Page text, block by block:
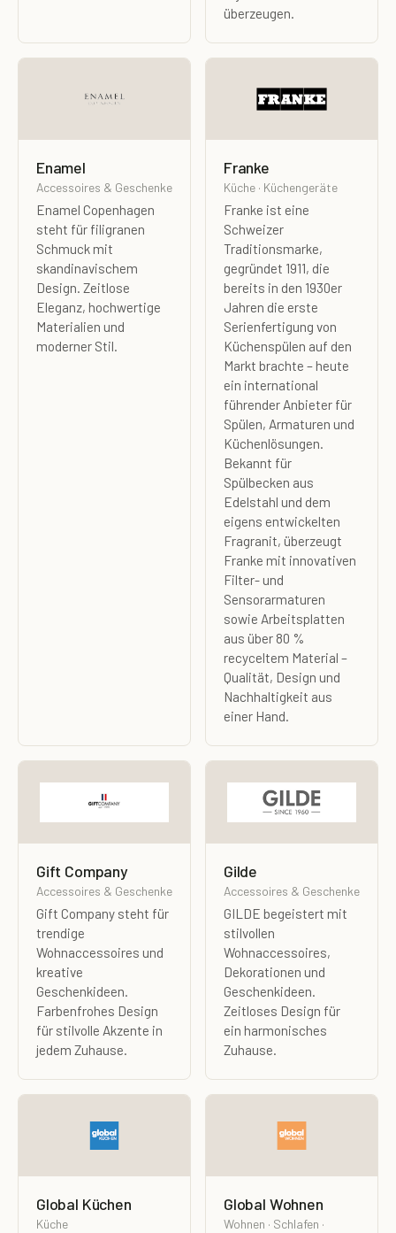
überzeugen.
Enamel
Accessoires & Geschenke
Enamel Copenhagen
steht für filigranen
Schmuck mit
skandinavischem
Design. Zeitlose
Eleganz, hochwertige
Materialien und
moderner Stil.
Franke
Küche · Küchengeräte
Franke ist eine
Schweizer
Traditionsmarke,
gegründet 1911, die
bereits in den 1930er
Jahren die erste
Serienfertigung von
Küchenspülen auf den
Markt brachte – heute
ein international
führender Anbieter für
Spülen, Armaturen und
Küchenlösungen.
Bekannt für
Spülbecken aus
Edelstahl und dem
eigens entwickelten
Fragranit, überzeugt
Franke mit innovativen
Filter- und
Sensorarmaturen
sowie Arbeitsplatten
aus über 80 %
recyceltem Material –
Qualität, Design und
Nachhaltigkeit aus
einer Hand.
Gift Company
Accessoires & Geschenke
Gift Company steht für
trendige
Wohnaccessoires und
kreative
Geschenkideen.
Farbenfrohes Design
für stilvolle Akzente in
jedem Zuhause.
Gilde
Accessoires & Geschenke
GILDE begeistert mit
stilvollen
Wohnaccessoires,
Dekorationen und
Geschenkideen.
Zeitloses Design für
ein harmonisches
Zuhause.
Global Küchen
Küche
Global Wohnen
Wohnen · Schlafen ·